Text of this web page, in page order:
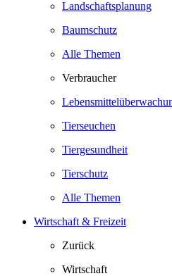
Landschaftsplanung
Baumschutz
Alle Themen
Verbraucher
Tierseuchen
Tiergesundheit
Tierschutz
Alle Themen
Wirtschaft & Freizeit
Zurück
Wirtschaft